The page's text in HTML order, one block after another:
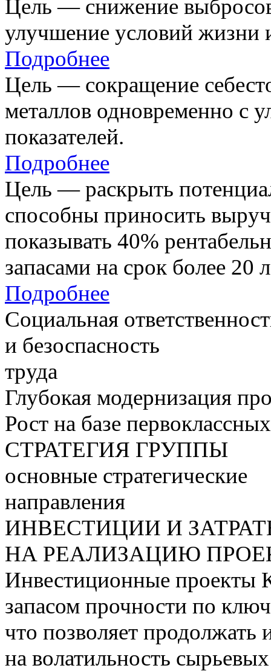
Цель — снижение
улучшение условий жизни
Подробнее
Цель — сокращение
металлов одновременно с
показателей.
Подробнее
Цель — раскрыть
способны приносить
показывать 40%
запасами на срок более 20
Подробнее
Социальная
и безоспасность
труда
Глубокая модернизация
Рост на базе
СТРАТЕГИЯ ГРУППЫ
основные стратегические
направления
ИНВЕСТИЦИИ И
НА РЕАЛИЗАЦИЮ
Инвестиционные проекты
запасом прочности по
что позволяет продолжать
на волатильность